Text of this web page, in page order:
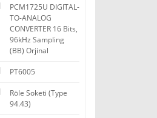
PCM1725U DIGITAL-
TO-ANALOG
CONVERTER 16 Bits,
96kHz Sampling
(BB) Orjinal
PT6005
Röle Soketi (Type
94.43)